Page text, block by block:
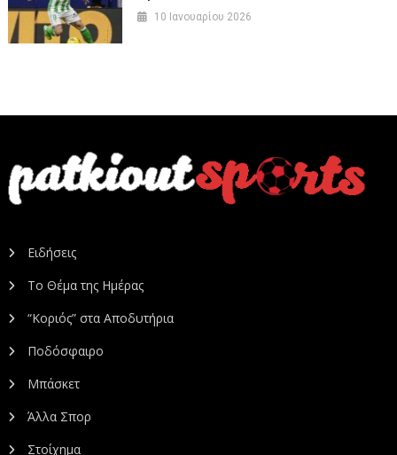
10 Ιανουαρίου 2026
Ειδήσεις
Το Θέμα της Ημέρας
“Κοριός” στα Αποδυτήρια
Ποδόσφαιρο
Μπάσκετ
Άλλα Σπορ
Στοίχημα